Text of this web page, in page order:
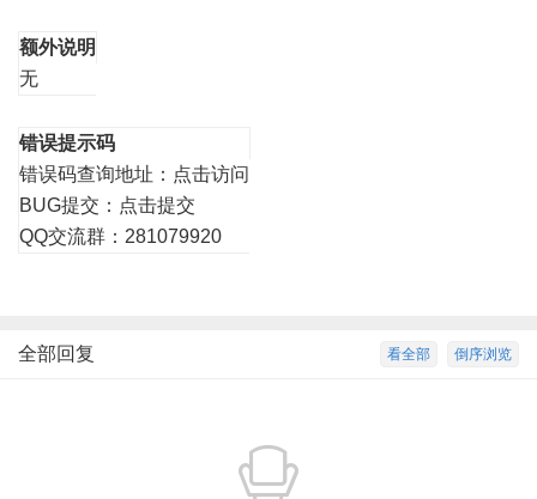
额外说明
无
错误提示码
错误码查询地址： 点击访问
BUG提交： 点击提交
QQ交流群：281079920
倒序浏览
看全部
全部回复